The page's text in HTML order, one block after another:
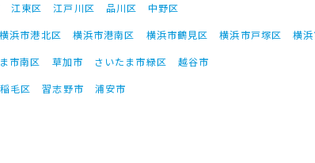
江東区 江戸川区 品川区
中野区
横浜市港北区 横浜市港南区 横浜市鶴見区 横浜市戸塚区
横
市南区 草加市 さいたま市緑区
越谷市
毛区 習志野市 浦安市